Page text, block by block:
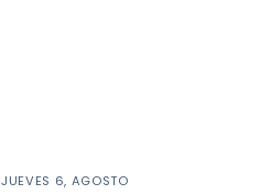
JUEVES 6, AGOSTO